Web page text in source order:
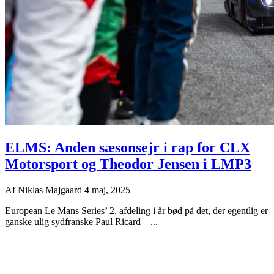
ELMS: Anden sæsonsejr i rap for CLX
Motorsport og Theodor Jensen i LMP3
AfNiklas Majgaard 4 maj, 2025
European Le Mans Series’ 2. afdeling i år bød på det, der egentlig er
ganske ulig sydfranske Paul Ricard – ...